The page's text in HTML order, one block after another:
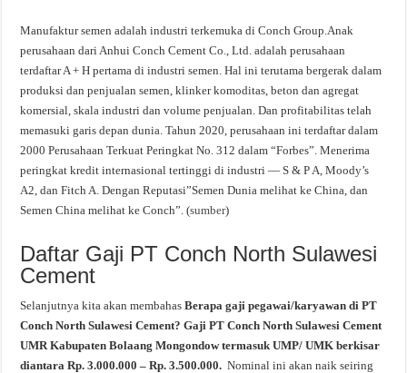
Manufaktur semen adalah industri terkemuka di Conch Group.Anak
perusahaan dari Anhui Conch Cement Co., Ltd. adalah perusahaan
terdaftar A + H pertama di industri semen. Hal ini terutama bergerak dalam
produksi dan penjualan semen, klinker komoditas, beton dan agregat
komersial, skala industri dan volume penjualan. Dan profitabilitas telah
memasuki garis depan dunia. Tahun 2020, perusahaan ini terdaftar dalam
2000 Perusahaan Terkuat Peringkat No. 312 dalam “Forbes”. Menerima
peringkat kredit internasional tertinggi di industri — S & P A, Moody’s
A2, dan Fitch A. Dengan Reputasi”Semen Dunia melihat ke China, dan
Semen China melihat ke Conch”. (sumber)
Daftar Gaji PT Conch North Sulawesi
Cement
Selanjutnya kita akan membahasBerapa gaji pegawai/karyawan di PT
Conch North Sulawesi Cement? Gaji PT Conch North Sulawesi Cement
UMR Kabupaten Bolaang Mongondow termasuk UMP/ UMK berkisar
diantara Rp. 3.000.000 – Rp. 3.500.000.Nominal ini akan naik seiring